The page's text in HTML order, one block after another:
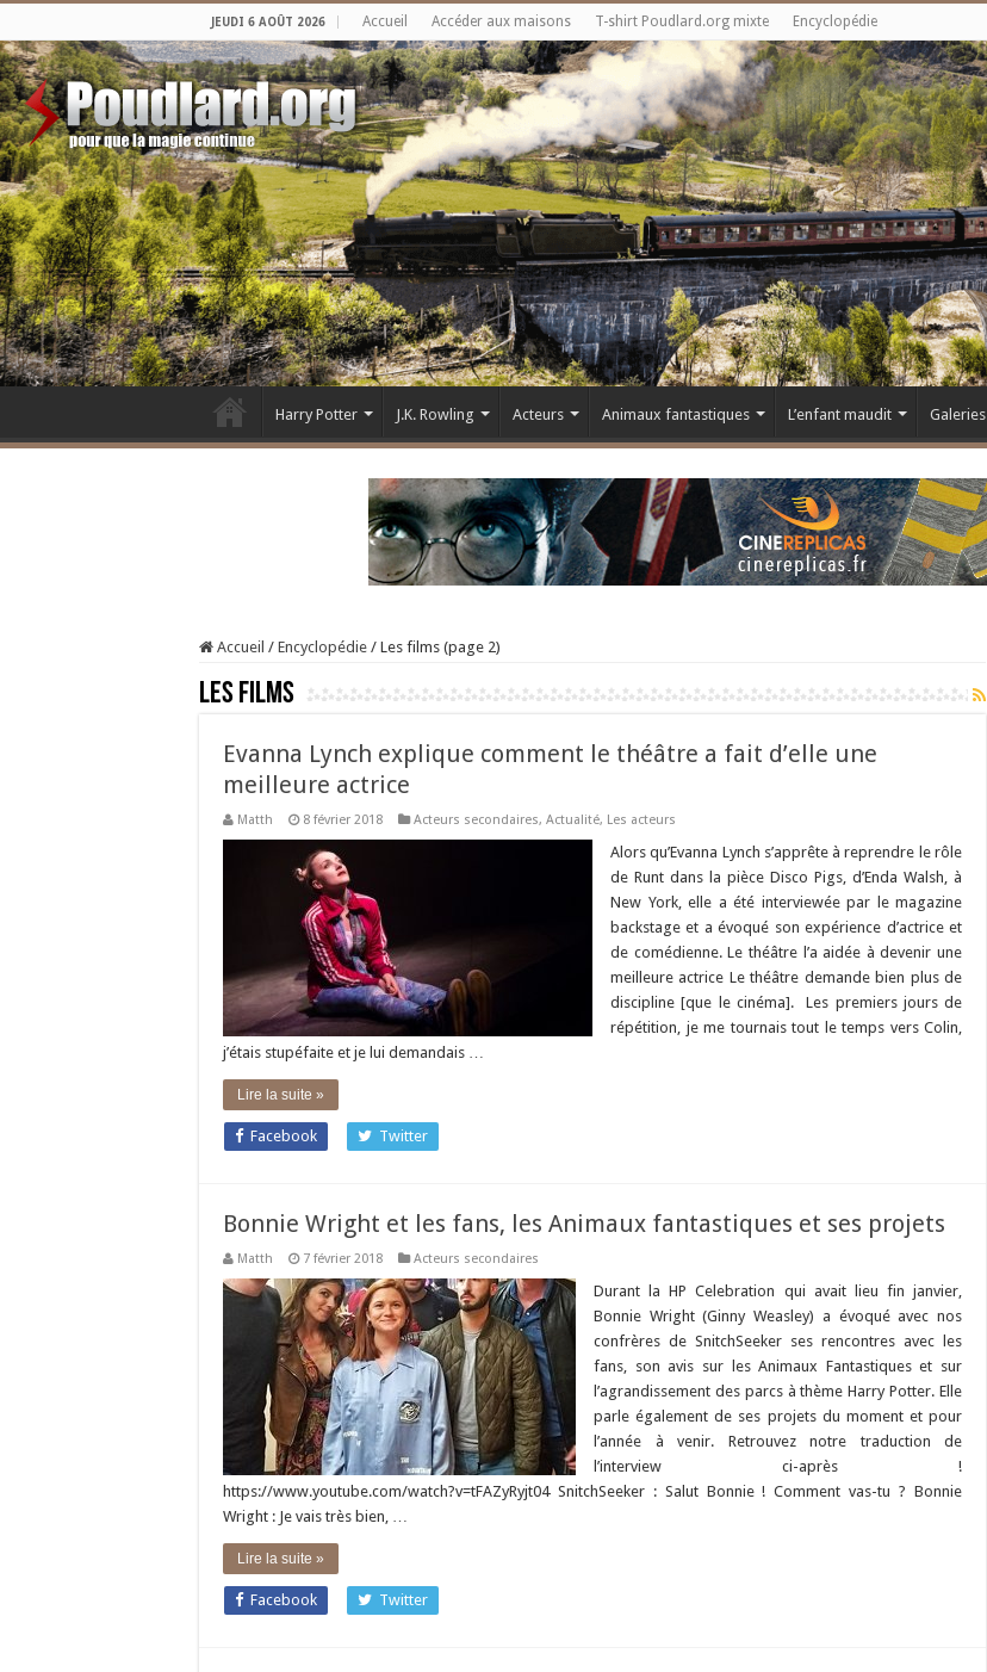
JEUDI 6 AOÛT 2026 Accueil Accéder aux maisons T-shirt Poudlard.org mixte Encyclopédie
Harry Potter J.K. Rowling Acteurs Animaux fantastiques L’enfant maudit Galeries
Accueil / Encyclopédie / Les films (page 2)
Les films
Evanna Lynch explique comment le théâtre a fait d’elle une
meilleure actrice
Matth 8 février 2018 Acteurs secondaires, Actualité, Les acteurs
Alors qu’Evanna Lynch s’apprête à reprendre le rôle
de Runt dans la pièce Disco Pigs, d’Enda Walsh, à
New York, elle a été interviewée par le magazine
backstage et a évoqué son expérience d’actrice et
de comédienne. Le théâtre l’a aidée à devenir une
meilleure actrice Le théâtre demande bien plus de
discipline [que le cinéma]. Les premiers jours de
répétition, je me tournais tout le temps vers Colin,
j’étais stupéfaite et je lui demandais …
Lire la suite »
Facebook Twitter
Bonnie Wright et les fans, les Animaux fantastiques et ses projets
Matth 7 février 2018 Acteurs secondaires
Durant la HP Celebration qui avait lieu fin janvier,
Bonnie Wright (Ginny Weasley) a évoqué avec nos
confrères de SnitchSeeker ses rencontres avec les
fans, son avis sur les Animaux Fantastiques et sur
l’agrandissement des parcs à thème Harry Potter. Elle
parle également de ses projets du moment et pour
l’année à venir. Retrouvez notre traduction de
l’interview ci-après !
https://www.youtube.com/watch?v=tFAZyRyjt04 SnitchSeeker : Salut Bonnie ! Comment vas-tu ? Bonnie
Wright : Je vais très bien, …
Lire la suite »
Facebook Twitter